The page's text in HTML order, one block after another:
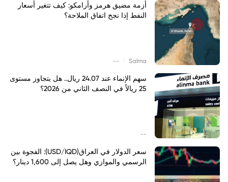
أزمة مضيق هرمز وأرامكو: كيف تتغير أسعار
النفط إذا نجح اتفاق الملاحة؟
Salma
--
سهم الإنماء عند 24.07 ريال.. هل يتجاوز مستوى
25 ريالاً في النصف الثاني من 2026؟
--
سعر الدولار في العراق(USD/IQD): الفجوة بين
الرسمي والموازي وهل يصل إلى 1,600 دينار؟